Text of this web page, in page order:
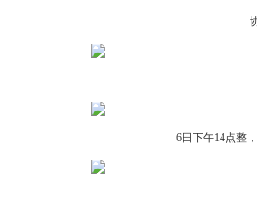
6日下午14点整